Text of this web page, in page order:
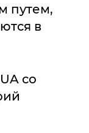
путем,
в
со